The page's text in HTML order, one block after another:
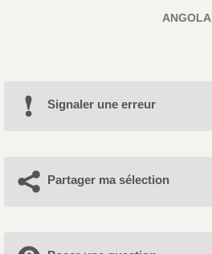
ANGOLA
Signaler une erreur
Partager ma sélection